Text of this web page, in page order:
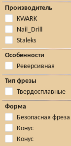
Производитель
KWARK
Nail_Drill
Staleks
Особенности
Реверсивная
Тип фрезы
Твердосплавные
Форма
Безопасная фреза
Конус
Конус